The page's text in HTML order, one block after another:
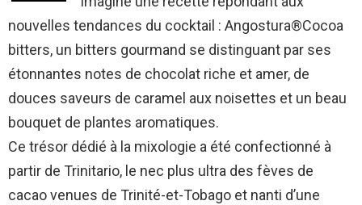
nouvelles tendances du cocktail : Angostura®Cocoa
bitters, un bitters gourmand se distinguant par ses
étonnantes notes de chocolat riche et amer, de
douces saveurs de caramel aux noisettes et un beau
bouquet de plantes aromatiques.
Ce trésor dédié à la mixologie a été confectionné à
partir de Trinitario, le nec plus ultra des fèves de
cacao venues de Trinité-et-Tobago et nanti d’une